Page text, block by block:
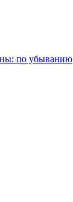
по убыванию